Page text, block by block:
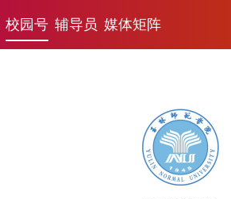
校园号 辅导员 媒体矩阵